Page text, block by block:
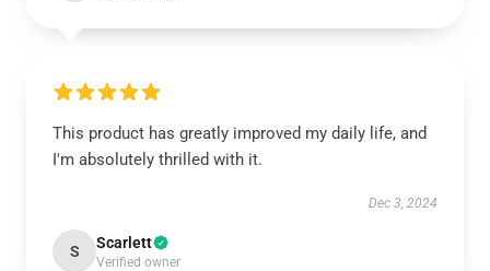
This product has greatly improved my daily life, and
I'm absolutely thrilled with it.
Dec 3, 2024
S Scarlett
Verified owner